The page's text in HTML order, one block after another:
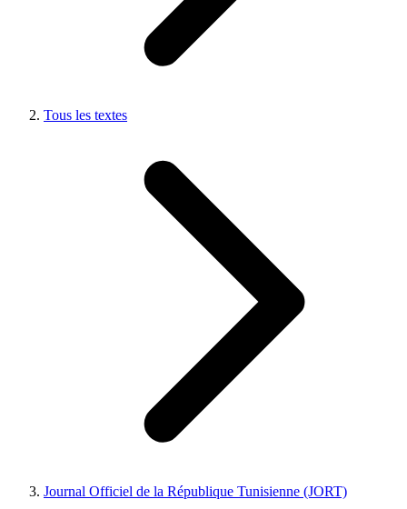
Tous les textes
Journal Officiel de la République Tunisienne (JORT)